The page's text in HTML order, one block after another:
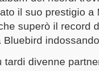
il suo prestigio a
superò il record
Bluebird
tardi divenne